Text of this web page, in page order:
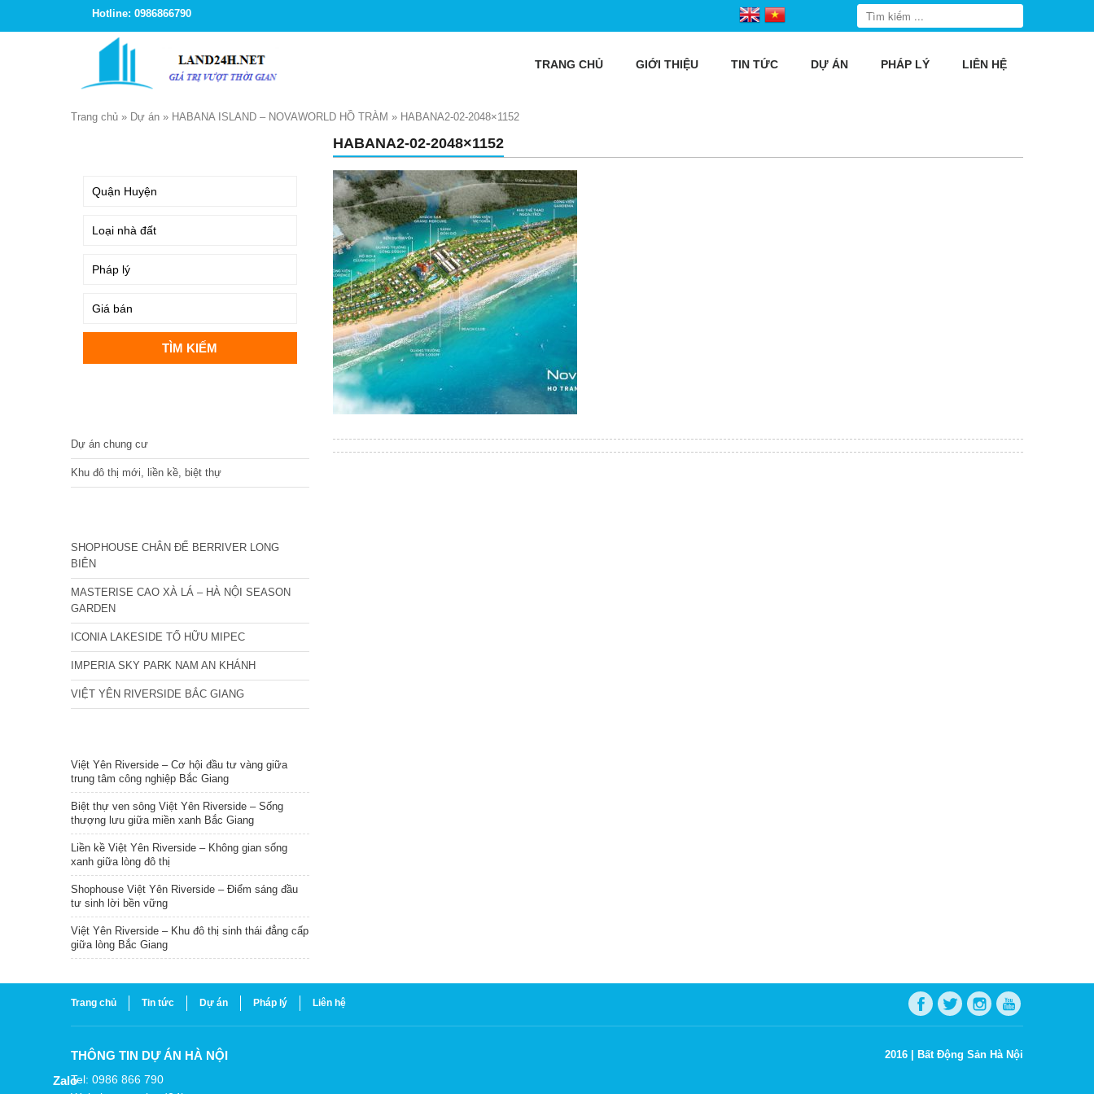
Hotline: 0986866790
TRANG CHỦ GIỚI THIỆU TIN TỨC DỰ ÁN PHÁP LÝ LIÊN HỆ
Trang chủ » Dự án » HABANA ISLAND – NOVAWORLD HỒ TRÀM » HABANA2-02-2048×1152
HABANA2-02-2048×1152
Dự án chung cư
Khu đô thị mới, liền kề, biệt thự
SHOPHOUSE CHÂN ĐẾ BERRIVER LONG
BIÊN
MASTERISE CAO XÀ LÁ – HÀ NỘI SEASON
GARDEN
ICONIA LAKESIDE TỐ HỮU MIPEC
IMPERIA SKY PARK NAM AN KHÁNH
VIỆT YÊN RIVERSIDE BẮC GIANG
Việt Yên Riverside – Cơ hội đầu tư vàng giữa
trung tâm công nghiệp Bắc Giang
Biệt thự ven sông Việt Yên Riverside – Sống
thượng lưu giữa miền xanh Bắc Giang
Liền kề Việt Yên Riverside – Không gian sống
xanh giữa lòng đô thị
Shophouse Việt Yên Riverside – Điểm sáng đầu
tư sinh lời bền vững
Việt Yên Riverside – Khu đô thị sinh thái đẳng cấp
giữa lòng Bắc Giang
Trang chủ Tin tức Dự án Pháp lý Liên hệ
THÔNG TIN DỰ ÁN HÀ NỘI
Tel: 0986 866 790
2016 | Bất Động Sản Hà Nội
Zalo